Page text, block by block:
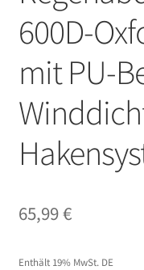
600D-
mit PU-
65,99€
Enthält 19% MwSt. DE